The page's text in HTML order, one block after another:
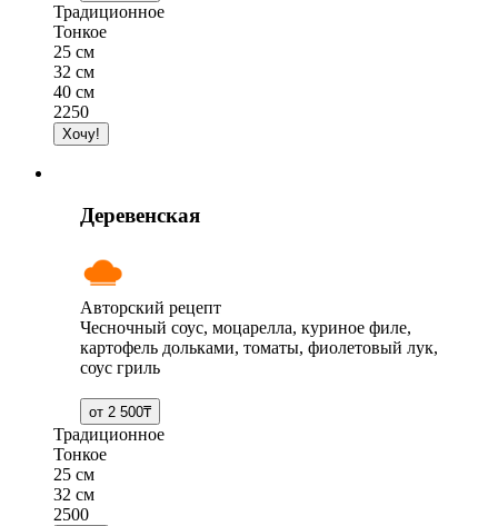
Традиционное
Тонкое
25 см
32 см
40 см
2250
Деревенская
Авторский рецепт
Чесночный соус, моцарелла, куриное филе,
картофель дольками, томаты, фиолетовый лук,
соус гриль
Традиционное
Тонкое
25 см
32 см
2500